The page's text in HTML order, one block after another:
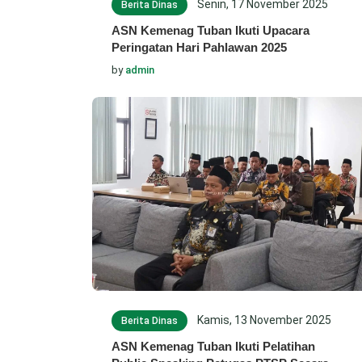
Berita Dinas Senin, 17 November 2025
ASN Kemenag Tuban Ikuti Upacara
Peringatan Hari Pahlawan 2025
by admin
Berita Dinas Kamis, 13 November 2025
ASN Kemenag Tuban Ikuti Pelatihan